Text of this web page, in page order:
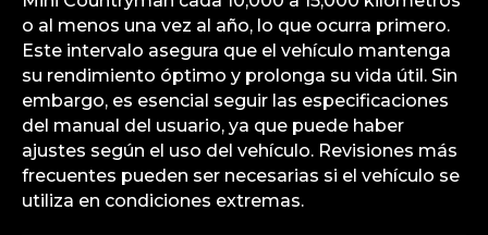
o al menos una vez al año, lo que ocurra primero.
Este intervalo asegura que el vehículo mantenga
su rendimiento óptimo y prolonga su vida útil. Sin
embargo, es esencial seguir las especificaciones
del manual del usuario, ya que puede haber
ajustes según el uso del vehículo. Revisiones más
frecuentes pueden ser necesarias si el vehículo se
utiliza en condiciones extremas.